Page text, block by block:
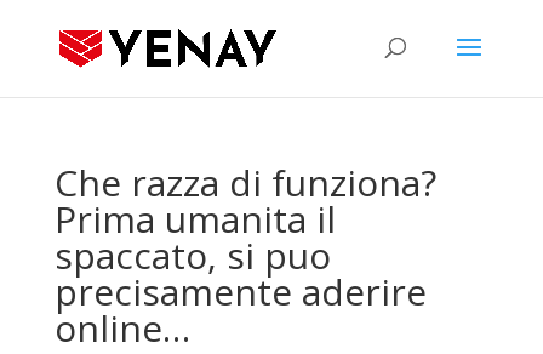
Che razza di funziona?
Prima umanita il
spaccato, si puo
precisamente aderire
online…